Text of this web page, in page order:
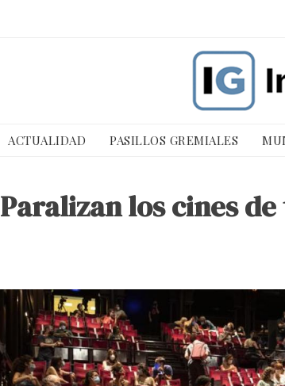
ACTUALIDAD PASILLOS GREMIALES
Paralizan los cines